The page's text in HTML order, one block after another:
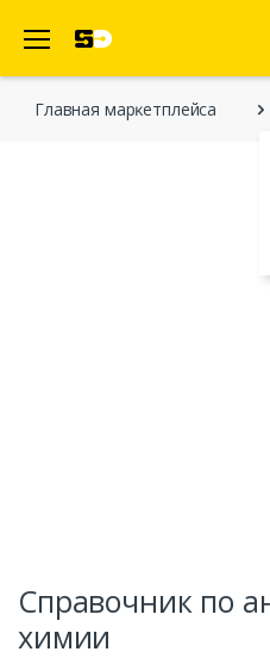
Главная марĸетплейса
Справочник по
химии